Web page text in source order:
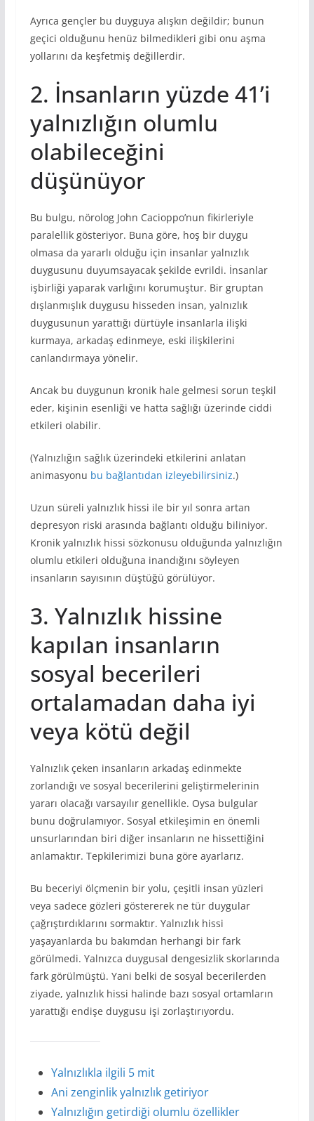
Ayrıca gençler bu duyguya alışkın değildir; bunun
geçici olduğunu henüz bilmedikleri gibi onu aşma
yollarını da keşfetmiş değillerdir.
2. İnsanların yüzde 41’i
yalnızlığın olumlu
olabileceğini
düşünüyor
Bu bulgu, nörolog John Cacioppo’nun fikirleriyle
paralellik gösteriyor. Buna göre, hoş bir duygu
olmasa da yararlı olduğu için insanlar yalnızlık
duygusunu duyumsayacak şekilde evrildi. İnsanlar
işbirliği yaparak varlığını korumuştur. Bir gruptan
dışlanmışlık duygusu hisseden insan, yalnızlık
duygusunun yarattığı dürtüyle insanlarla ilişki
kurmaya, arkadaş edinmeye, eski ilişkilerini
canlandırmaya yönelir.
Ancak bu duygunun kronik hale gelmesi sorun teşkil
eder, kişinin esenliği ve hatta sağlığı üzerinde ciddi
etkileri olabilir.
(Yalnızlığın sağlık üzerindeki etkilerini anlatan
animasyonu bu bağlantıdan izleyebilirsiniz.)
Uzun süreli yalnızlık hissi ile bir yıl sonra artan
depresyon riski arasında bağlantı olduğu biliniyor.
Kronik yalnızlık hissi sözkonusu olduğunda yalnızlığın
olumlu etkileri olduğuna inandığını söyleyen
insanların sayısının düştüğü görülüyor.
3. Yalnızlık hissine
kapılan insanların
sosyal becerileri
ortalamadan daha iyi
veya kötü değil
Yalnızlık çeken insanların arkadaş edinmekte
zorlandığı ve sosyal becerilerini geliştirmelerinin
yararı olacağı varsayılır genellikle. Oysa bulgular
bunu doğrulamıyor. Sosyal etkileşimin en önemli
unsurlarından biri diğer insanların ne hissettiğini
anlamaktır. Tepkilerimizi buna göre ayarlarız.
Bu beceriyi ölçmenin bir yolu, çeşitli insan yüzleri
veya sadece gözleri göstererek ne tür duygular
çağrıştırdıklarını sormaktır. Yalnızlık hissi
yaşayanlarda bu bakımdan herhangi bir fark
görülmedi. Yalnızca duygusal dengesizlik skorlarında
fark görülmüştü. Yani belki de sosyal becerilerden
ziyade, yalnızlık hissi halinde bazı sosyal ortamların
yarattığı endişe duygusu işi zorlaştırıyordu.
Yalnızlıkla ilgili 5 mit
Ani zenginlik yalnızlık getiriyor
Yalnızlığın getirdiği olumlu özellikler